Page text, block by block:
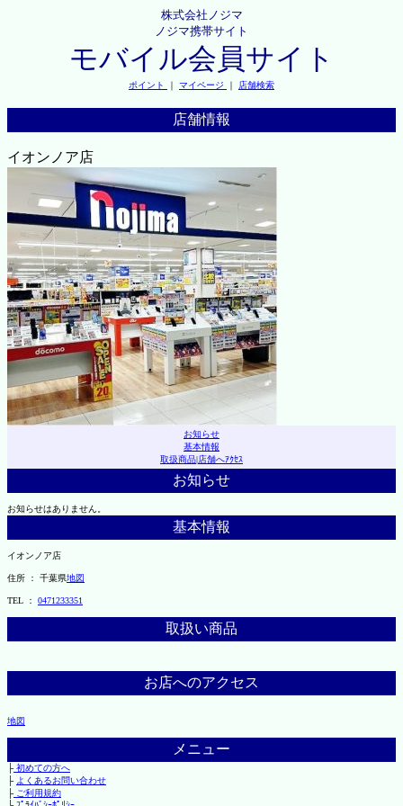
株式会社ノジマ
ノジマ携帯サイト
モバイル会員サイト
ポイント ｜ マイページ ｜ 店舗検索
店舗情報
イオンノア店
お知らせ
基本情報
取扱商品|店舗へｱｸｾｽ
お知らせ
お知らせはありません。
基本情報
イオンノア店
住所 ： 千葉県地図
TEL ： 0471233351
取扱い商品
お店へのアクセス
地図
メニュー
├初めての方へ
├ よくあるお問い合わせ
├ご利用規約